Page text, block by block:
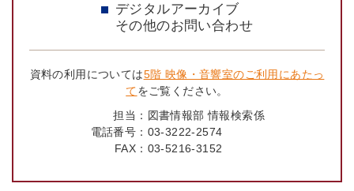
デジタルアーカイブ
その他のお問い合わせ
資料の利用については5階 映像・音響室のご利用にあたっ
てをご覧ください。
担当： 図書情報部 情報検索係
電話番号： 03-3222-2574
FAX： 03-5216-3152